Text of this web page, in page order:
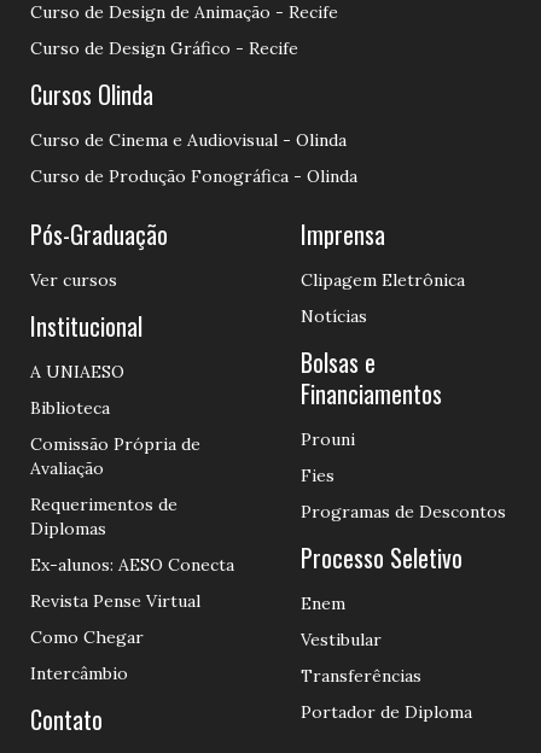
Curso de Design de Animação - Recife
Curso de Design Gráfico - Recife
Cursos Olinda
Curso de Cinema e Audiovisual - Olinda
Curso de Produção Fonográfica - Olinda
Pós-Graduação
Ver cursos
Institucional
A UNIAESO
Biblioteca
Comissão Própria de
Avaliação
Requerimentos de
Diplomas
Ex-alunos: AESO Conecta
Revista Pense Virtual
Como Chegar
Intercâmbio
Contato
Imprensa
Clipagem Eletrônica
Notícias
Bolsas e
Financiamentos
Prouni
Fies
Programas de Descontos
Processo Seletivo
Enem
Vestibular
Transferências
Portador de Diploma